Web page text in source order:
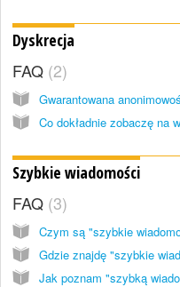
Dyskrecja
FAQ 2
Gwarantowana
Co dokładnie zobaczę na
Szybkie wiadomości
FAQ 3
Czym są "szybkie
Gdzie znajdę "szybkie
Jak poznam "szybką